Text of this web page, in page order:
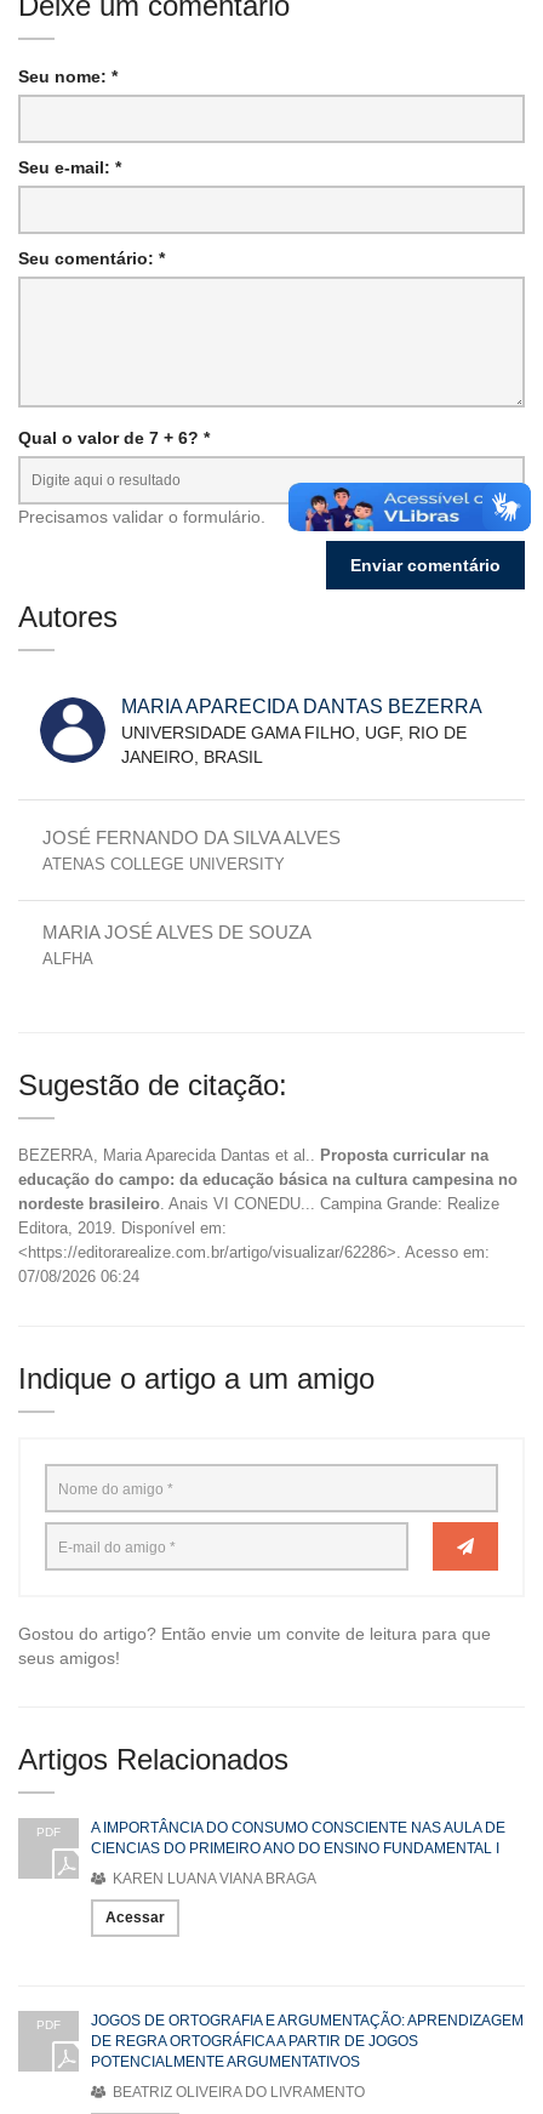
Seu nome: *
Seu e-mail: *
Seu comentário: *
Qual o valor de 7 + 6? *
Precisamos validar o formulário.
Autores
MARIA APARECIDA DANTAS BEZERRA
UNIVERSIDADE GAMA FILHO, UGF, RIO DE
JANEIRO, BRASIL
JOSÉ FERNANDO DA SILVA ALVES
ATENAS COLLEGE UNIVERSITY
MARIA JOSÉ ALVES DE SOUZA
ALFHA
Sugestão de citação:
BEZERRA, Maria Aparecida Dantas et al.. Proposta curricular na
educação do campo: da educação básica na cultura campesina no
nordeste brasileiro. Anais VI CONEDU... Campina Grande: Realize
Editora, 2019. Disponível em:
<https://editorarealize.com.br/artigo/visualizar/62286>. Acesso em:
07/08/2026 06:24
Indique o artigo a um amigo
Gostou do artigo? Então envie um convite de leitura para que
seus amigos!
Artigos Relacionados
PDF
A IMPORTÂNCIA DO CONSUMO CONSCIENTE NAS AULA DE
CIENCIAS DO PRIMEIRO ANO DO ENSINO FUNDAMENTAL I
KAREN LUANA VIANA BRAGA
Acessar
PDF
JOGOS DE ORTOGRAFIA E ARGUMENTAÇÃO: APRENDIZAGEM
DE REGRA ORTOGRÁFICA A PARTIR DE JOGOS
POTENCIALMENTE ARGUMENTATIVOS
BEATRIZ OLIVEIRA DO LIVRAMENTO